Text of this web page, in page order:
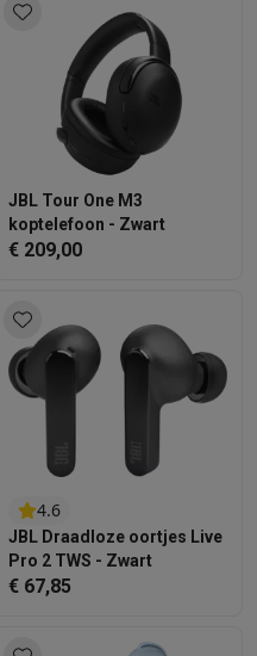
JBL Tour One M3
koptelefoon - Zwart
€ 209,00
4.6
JBL Draadloze oortjes Live
Pro 2 TWS - Zwart
€ 67,85